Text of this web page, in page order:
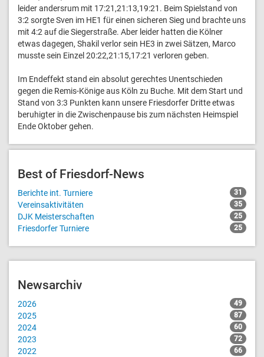
leider andersrum mit 17:21,21:13,19:21. Beim Spielstand von
3:2 sorgte Sven im HE1 für einen sicheren Sieg und brachte uns
mit 4:2 auf die Siegerstraße. Aber leider hatten die Kölner
etwas dagegen, Shakil verlor sein HE3 in zwei Sätzen, Marco
musste sein Einzel 20:22,21:15,17:21 verloren geben.
Im Endeffekt stand ein absolut gerechtes Unentschieden
gegen die Remis-Könige aus Köln zu Buche. Mit dem Start und
Stand von 3:3 Punkten kann unsere Friesdorfer Dritte etwas
beruhigter in die Zwischenpause bis zum nächsten Heimspiel
Ende Oktober gehen.
Best of Friesdorf-News
Berichte int. Turniere 31
Vereinsaktivitäten 35
DJK Meisterschaften 25
Friesdorfer Turniere 25
Newsarchiv
2026 49
2025 87
2024 60
2023 72
2022 66